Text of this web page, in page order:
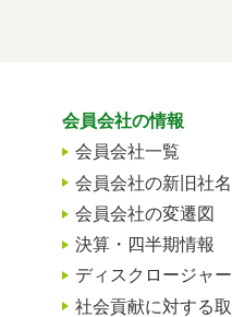
会員会社の情報
会員会社一覧
会員会社の新旧社
会員会社の変遷図
決算・四半期情報
ディスクロージャ
社会貢献に対する